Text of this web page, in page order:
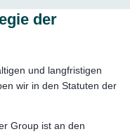
der
und langfristigen
wir in den Statuten der
Group ist an den